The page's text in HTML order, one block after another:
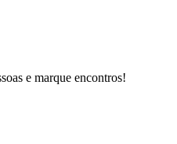
e marque encontros!